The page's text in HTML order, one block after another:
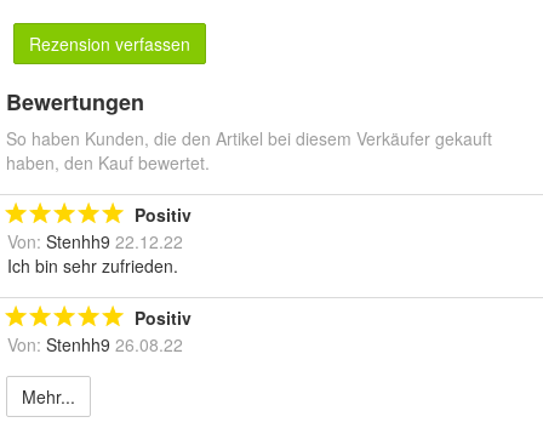
Rezension verfassen
Bewertungen
So haben Kunden, die den Artikel bei diesem Verkäufer gekauft
haben, den Kauf bewertet.
Positiv
Von: Stenhh9 22.12.22
Ich bin sehr zufrieden.
Positiv
Von: Stenhh9 26.08.22
Mehr...